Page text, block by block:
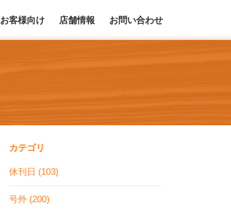
お客様向け 店舗情報 お問い合わせ
カテゴリ
休刊日 (103)
号外 (200)